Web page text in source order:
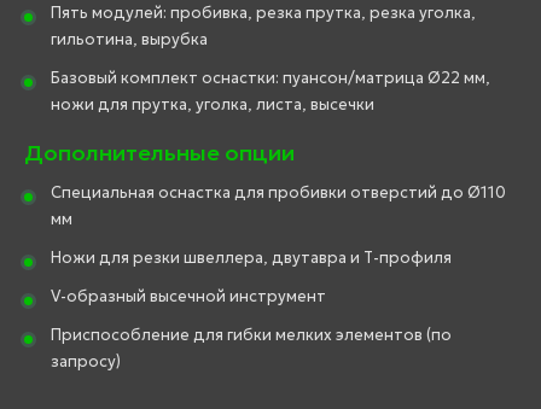
Пять модулей: пробивка, резка прутка, резка уголка,
гильотина, вырубка
Базовый комплект оснастки: пуансон/матрица Ø22 мм,
ножи для прутка, уголка, листа, высечки
Дополнительные опции
Специальная оснастка для пробивки отверстий до Ø110
мм
Ножи для резки швеллера, двутавра и Т-профиля
V-образный высечной инструмент
Приспособление для гибки мелких элементов (по
запросу)